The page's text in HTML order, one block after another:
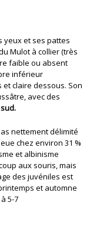
yeux et ses pattes
Mulot à collier (très
faible ou absent
inférieur
claire dessous. Son
avec des
nettement délimité
chez environ 31 %
et albinisme
aux souris, mais
des juvéniles est
et automne
5-7